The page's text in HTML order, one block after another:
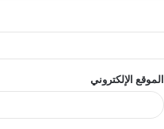
الموقع الإلكتروني